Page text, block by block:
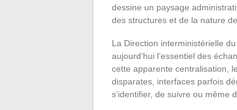
dessine un paysage
des structures et de la nature
La Direction interministérielle
aujourd’hui l’essentiel des
cette apparente centralisation,
disparates, interfaces parfois
s’identifier, de suivre ou même